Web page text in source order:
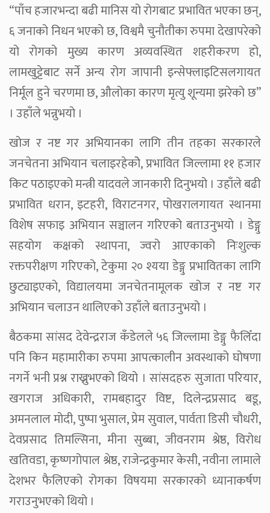
“पाँच हजारभन्दा बढी मानिस यो रोगबाट प्रभावित भएका छन्,
६ जनाको निधन भएको छ, विश्वमै चुनौतीका रुपमा देखापरेको
यो रोगको मुख्य कारण अव्यवस्थित शहरीकरण हो,
लामखुट्टेबाट सर्ने अन्य रोग जापानी इन्सेफ्लाइटिसलगायत
निर्मूल हुने चरणमा छ, औलोका कारण मृत्यु शून्यमा झरेको छ”
। उहाँले भन्नुभयो ।
खोज र नष्ट गर अभियानका लागि तीन तहका सरकारले
जनचेतना अभियान चलाइरहेकोे, प्रभावित जिल्लामा ११ हजार
किट पठाइएको मन्त्री यादवले जानकारी दिनुभयो । उहाँले बढी
प्रभावित धरान, इटहरी, विराटनगर, पोखरालगायत स्थानमा
विशेष सफाइ अभियान सञ्चालन गरिएको बताउनुभयो । डेङ्गु
सहयोग कक्षको स्थापना, ज्वरो आएकाको निःशुल्क
रक्तपरीक्षण गरिएको, टेकुमा २० श्यया डेङ्गु प्रभावितका लागि
छुट्याइएको, विद्यालयमा जनचेतनामूलक खोज र नष्ट गर
अभियान चलाउन थालिएको उहाँले बताउनुभयो ।
बैठकमा सांसद देवेन्द्रराज कँडेलले ५६ जिल्लामा डेङ्गु फैलिँदा
पनि किन महामारीका रुपमा आपत्कालीन अवस्थाको घोषणा
नगर्ने भनी प्रश्न राख्नुभएको थियो । सांसदहरु सुजाता परियार,
खगराज अधिकारी, रामबहादुर विष्ट, दिलेन्द्रप्रसाद बडू,
अमनलाल मोदी, पुष्पा भुसाल, प्रेम सुवाल, पार्वता डिसी चौधरी,
देवप्रसाद तिमल्सिना, मीना सुब्बा, जीवनराम श्रेष्ठ, विरोध
खतिवडा, कृष्णगोपाल श्रेष्ठ, राजेन्द्रकुमार केसी, नवीना लामाले
देशभर फैलिएको रोगका विषयमा सरकारको ध्यानाकर्षण
गराउनुभएको थियो ।